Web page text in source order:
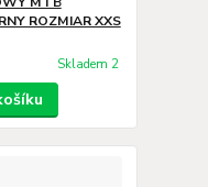
ROZMIAR XXS
Skladem 2